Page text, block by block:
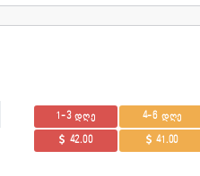
1-3 დღე 4-6 დღე
42.00 41.00